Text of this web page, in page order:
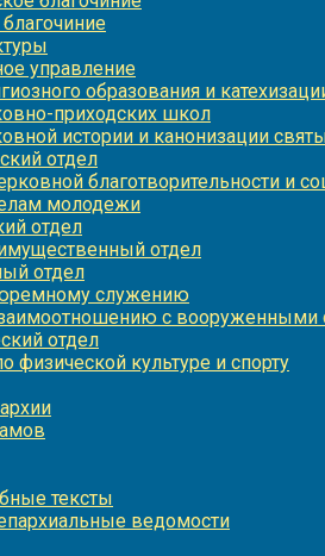
управление
образования и
приходских школ
истории и канонизации
отдел
благотворительности и
молодежи
отдел
отдел
отдел
служению
с вооруженными
отдел
физической культуре и спорту
тексты
ведомости